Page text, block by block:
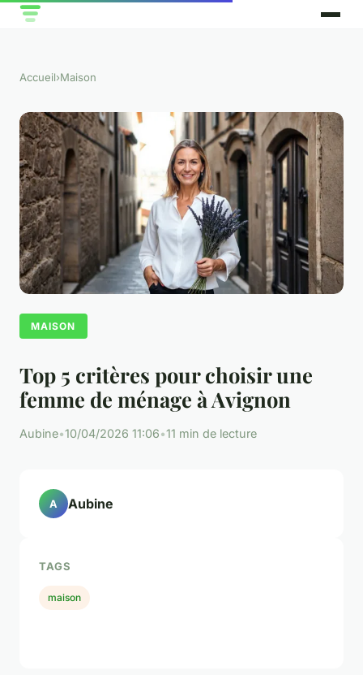
Accueil›Maison
MAISON
Top 5 critères pour choisir une
femme de ménage à Avignon
Aubine•10/04/2026 11:06•11 min de lecture
A Aubine
TAGS
maison